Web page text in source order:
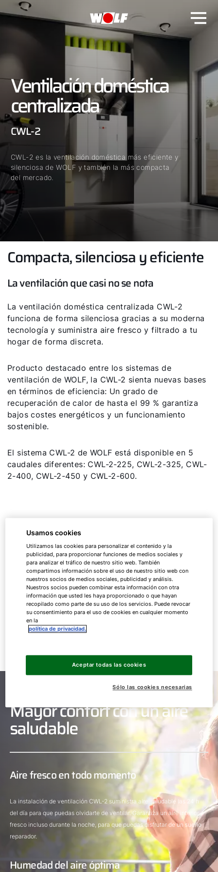
Ventilación doméstica
centralizada
CWL-2
CWL-2 es la ventilación doméstica más eficiente y
silenciosa de WOLF y también la más compacta
del mercado.
Compacta, silenciosa y eficiente
La ventilación que casi no se nota
La ventilación doméstica centralizada CWL-2
funciona de forma silenciosa gracias a su moderna
tecnología y suministra aire fresco y filtrado a tu
hogar de forma discreta.
Producto destacado entre los sistemas de
ventilación de WOLF, la CWL-2 sienta nuevas bases
en términos de eficiencia: Un grado de
recuperación de calor de hasta el 99 % garantiza
bajos costes energéticos y un funcionamiento
sostenible.
El sistema CWL-2 de WOLF está disponible en 5
caudales diferentes: CWL-2-225, CWL-2-325, CWL-
2-400, CWL-2-450 y CWL-2-600.
Mayor confort con un aire
saludable
Aire fresco en todo momento
La instalación de ventilación CWL-2 suministra aire saludable las 24 h
del día para que puedas olvidarte de ventilar. Garantiza un aire interior
fresco incluso durante la noche, para que puedas disfrutar de un sueño
reparador.
Humedad del aire óptima
Usamos cookies
Utilizamos las cookies para personalizar el contenido y la
publicidad, para proporcionar funciones de medios sociales y
para analizar el tráfico de nuestro sitio web. También
compartimos información sobre el uso de nuestro sitio web con
nuestros socios de medios sociales, publicidad y análisis.
Nuestros socios pueden combinar esta información con otra
información que usted les haya proporcionado o que hayan
recopilado como parte de su uso de los servicios. Puede revocar
su consentimiento para el uso de cookies en cualquier momento
en la
política de privacidad.
Sólo las cookies necesarias
Aceptar todas las cookies